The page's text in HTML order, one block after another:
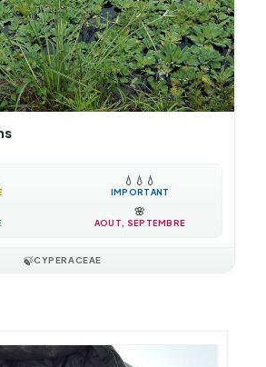
💧 💧 💧
IMPORTANT
🌸
AOÛT, SEPTEMBRE
🍃CYPERACEAE